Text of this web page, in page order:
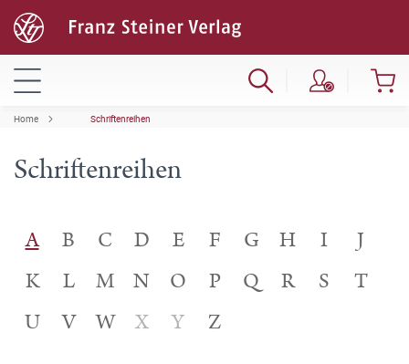
Home Schriftenreihen
Schriftenreihen
A B C D E F G H I
J
K
L M N O P Q R S
T
U
V W X Y Z